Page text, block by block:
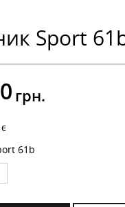
Sport
грн.
є
61b